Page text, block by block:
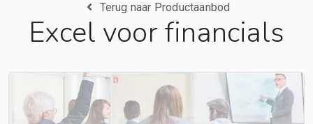
Terug naar Productaanbod
Excel voor financials